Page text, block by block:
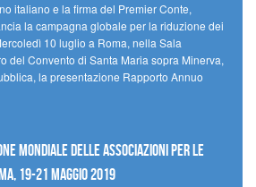
italiano e la firma del Premier Conte,
la campagna globale per la riduzione dei
10 luglio a Roma, nella Sala
del Convento di Santa Maria sopra Minerva,
la presentazione Rapporto Annuo
Mondiale delle Associazioni per le
19-21 maggio 2019